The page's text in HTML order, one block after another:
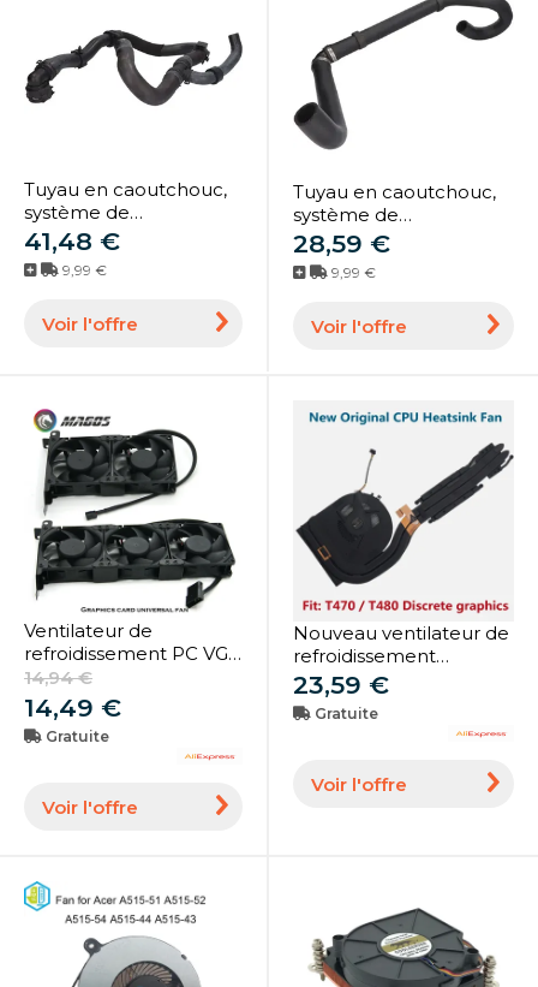
Tuyau en caoutchouc,
système de
refroidissement
THERMOTEC
DWW525TT
41,48 €
9,99 €
Voir l'offre
Tuyau en caoutchouc,
système de
refroidissement
THERMOTEC
504215702Z
28,59 €
9,99 €
Voir l'offre
Ventilateur de
refroidissement PC VGA
COOLER GPU, 8025 PCI
GPU Companion 2 Gér&
3 GérOptional 3 PIN
Plug/MOLEX 4Pin Plug
14,94 €
14,49 €
Gratuite
Voir l'offre
Nouveau ventilateur de
refroidissement
refroidisseur de
processeur d'origine
pour Lenovo ThinkPad
graphique
23,59 €
Gratuite
Voir l'offre